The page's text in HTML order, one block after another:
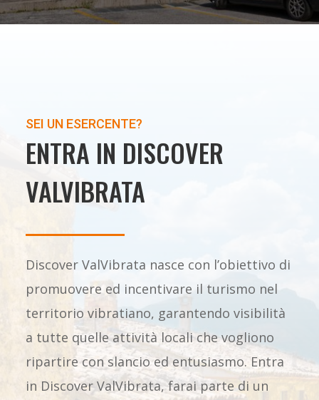
SEI UN ESERCENTE?
ENTRA IN DISCOVER
VALVIBRATA
Discover ValVibrata nasce con l’obiettivo di
promuovere ed incentivare il turismo nel
territorio vibratiano, garantendo visibilità
a tutte quelle attività locali che vogliono
ripartire con slancio ed entusiasmo. Entra
in Discover ValVibrata, farai parte di un